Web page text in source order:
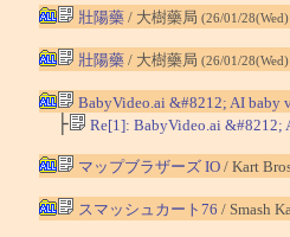
壯陽藥/ 大樹藥局 (26/01/
壯陽藥/ 大樹藥局 (26/01/
BabyVideo.ai &#8212; AI baby
├ Re[1]: BabyVideo.ai &#8212;
マップブラザーズ IO/ Kart
スマッシュカート76 / Smash